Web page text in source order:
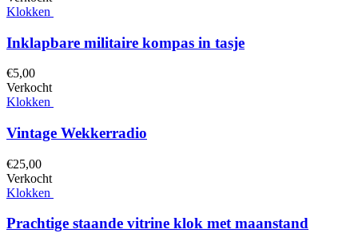
Klokken
Inklapbare militaire kompas in tasje
€5,00
Verkocht
Klokken
Vintage Wekkerradio
€25,00
Verkocht
Klokken
Prachtige staande vitrine klok met maanstand